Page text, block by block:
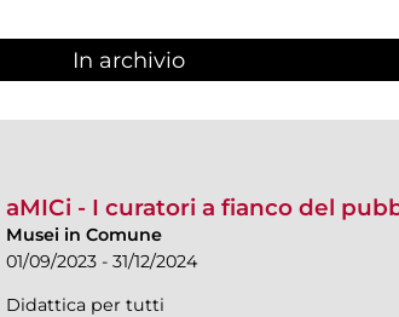
In archivio
aMICi - I curatori a fianco del
Musei in Comune
01/09/2023 - 31/12/2024
Didattica per tutti